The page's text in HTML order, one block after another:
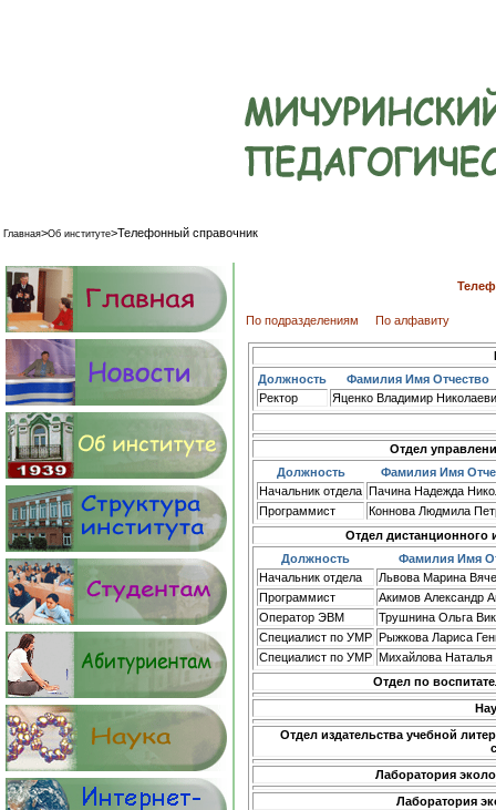
Главная>Об институте>Телефонный справочник
По подразделениям По алфавиту
Должность
Фамилия Имя Отчество
Ректор
Яценко Владимир
Отдел
Должность
Фамилия Имя
Начальник отдела
Пачина Надежда
Программист
Коннова Людмила
Отдел дистанционного
Должность
Фамилия Имя
Начальник отдела
Львова Марина
Программист
Акимов Александр
Оператор ЭВМ
Трушнина Ольга
Специалист по УМР
Рыжкова Лариса
Специалист по УМР Михайлова Наталья
Отдел по
Отдел издательства учебной
Лаборатория
Лаборатория